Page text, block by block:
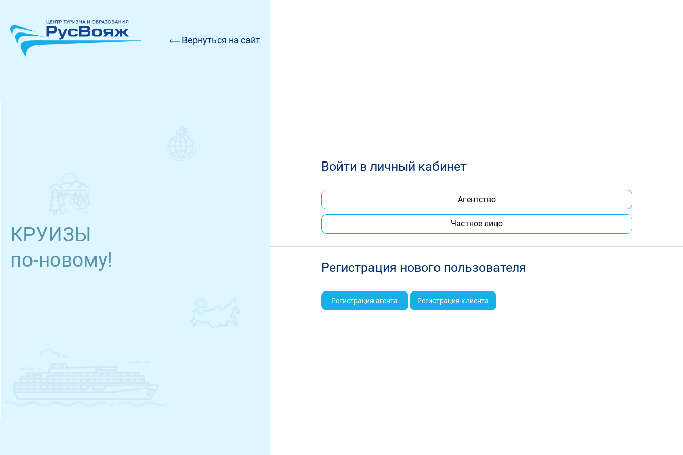
Вернуться на сайт
КРУИЗЫ
по-новому!
Войти в личный кабинет
Агентство
Частное лицо
Регистрация нового пользователя
Регистрация агента Регистрация клиента